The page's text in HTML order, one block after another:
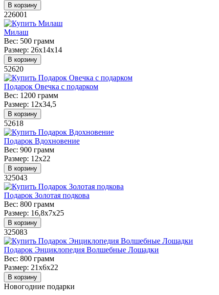
В корзину
226001
Милаш
Вес: 500 грамм
Размер: 26х14х14
В корзину
52620
Подарок Овечка с подарком
Вес: 1200 грамм
Размер: 12х34,5
В корзину
52618
Подарок Вдохновение
Вес: 900 грамм
Размер: 12х22
В корзину
325043
Подарок Золотая подкова
Вес: 800 грамм
Размер: 16,8х7х25
В корзину
325083
Подарок Энциклопедия Волшебные Лошадки
Вес: 800 грамм
Размер: 21х6х22
В корзину
Новогодние подарки